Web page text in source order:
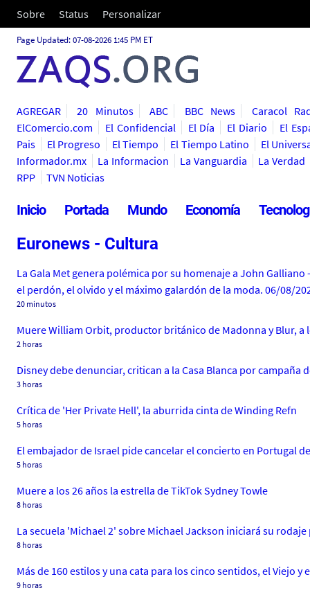
Sobre Status Personalizar
Page Updated: 07-08-2026 1:45 PM ET
AGREGAR 20 Minutos ABC BBC News
Caracol
ElComercio.com
El Confidencial El Día El Diario
El
Pais
El Progreso El Tiempo El Tiempo Latino
El
Informador.mx
La Informacion La Vanguardia
La Verdad
RPP
TVN Noticias
Inicio Portada Mundo Economía
Euronews - Cultura
La Gala Met genera polémica por su homenaje a John
el perdón, el olvido y el máximo galardón de la moda. 06/08/
20 minutos
Muere William Orbit, productor británico de Madonna y Blur, a
2 horas
Disney debe denunciar, critican a la Casa Blanca por campaña
3 horas
Crítica de 'Her Private Hell', la aburrida cinta de Winding Refn
5 horas
El embajador de Israel pide cancelar el concierto en Portugal
5 horas
Muere a los 26 años la estrella de TikTok Sydney Towle
8 horas
La secuela 'Michael 2' sobre Michael Jackson iniciará su
8 horas
Más de 160 estilos y una cata para los cinco sentidos, el Viejo y
9 horas